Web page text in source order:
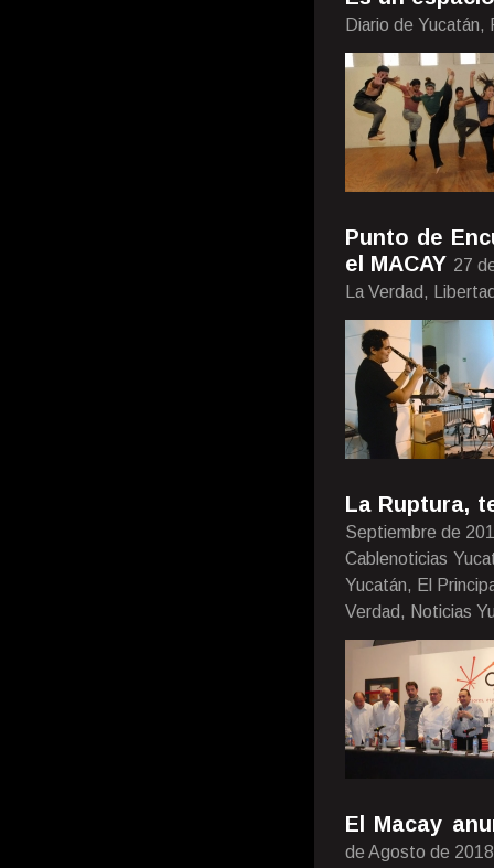
Diario de
Punto de
el MACAY 27
La Verdad,
La Ruptura,
Septiembre de
Cablenoticias
Yucatán, El
Verdad, Noticias
El Macay
de Agosto de 2018